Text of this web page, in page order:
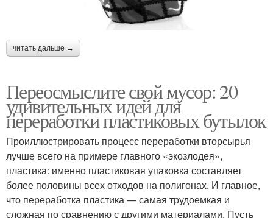
читать дальше →
Переосмыслите свой мусор: 20
удивительных идей для
переработки пластиковых бутылок
Проиллюстрировать процесс переработки вторсырья
лучше всего на примере главного «экозлодея»,
пластика: именно пластиковая упаковка составляет
более половины всех отходов на полигонах. И главное,
что переработка пластика — самая трудоемкая и
сложная по сравнению с другими материалами. Пусть